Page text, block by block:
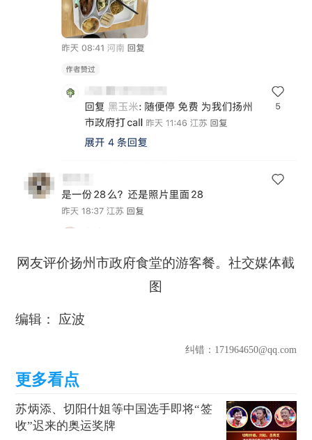
网友评价扬州市政府食堂的游客餐。社交媒体截
图
编辑： 应波
纠错：171964650@qq.com
苏炳添、切阳什姐等中国选手即将“签
收”迟来的奥运奖牌